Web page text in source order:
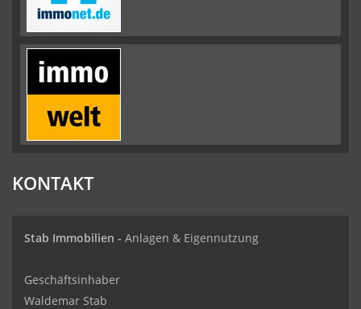
KONTAKT
Stab Immobilien - Anlagen & Eigennutzung
Geschäftsinhaber
Waldemar Stab